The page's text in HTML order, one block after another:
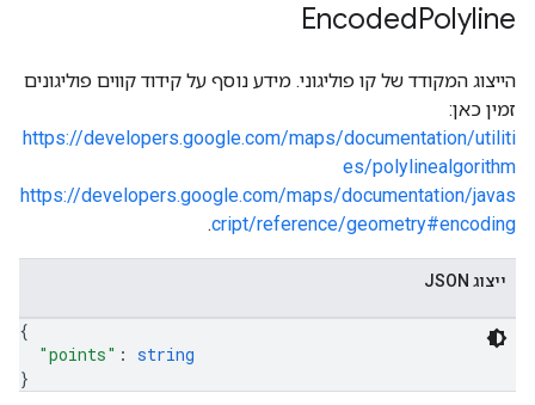
EncodedPolyline
הייצוג המקודד של קו פוליגוני. מידע נוסף על קידוד קווים פוליגונים
זמין כאן:
https://developers.google.com/maps/documentation/utiliti
es/polylinealgorithm
https://developers.google.com/maps/documentation/javas
cript/reference/geometry#encoding
.
ייצוג JSON
{
"points" : string
}